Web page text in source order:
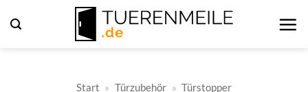
Inhalt
Start » Türzubehör » Türstopper